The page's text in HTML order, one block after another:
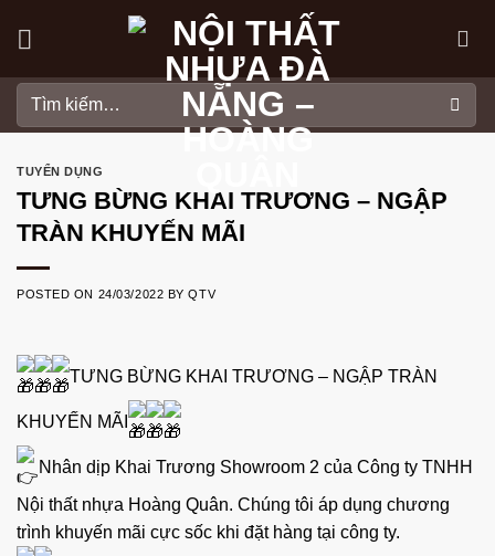
kiếm:
TUYỂN DỤNG
TƯNG BỪNG KHAI TRƯƠNG – NGẬP
TRÀN KHUYẾN MÃI
POSTED ON 24/03/2022 BYQTV
TƯNG BỪNG KHAI TRƯƠNG – NGẬP TRÀN
KHUYẾN MÃI
Nhân dịp Khai Trương Showroom 2 của Công ty TNHH
Nội thất nhựa Hoàng Quân. Chúng tôi áp dụng chương
trình khuyến mãi cực sốc khi đặt hàng tại công ty.